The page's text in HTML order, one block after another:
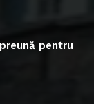
pentru